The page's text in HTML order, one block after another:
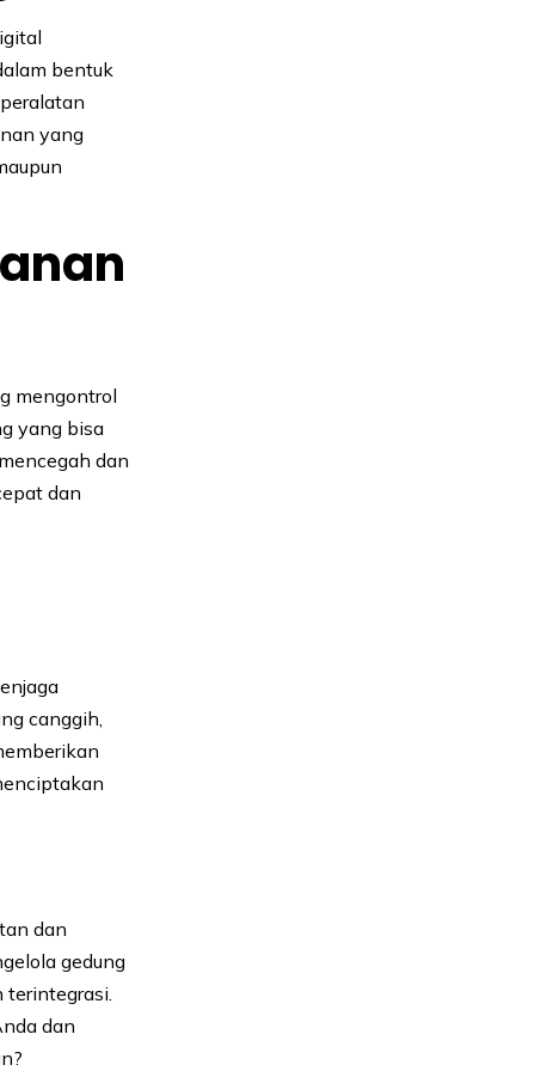
bentuk
yang
mengontrol
yang bisa
dan
dan
canggih,
dan
gedung
terintegrasi.
dan